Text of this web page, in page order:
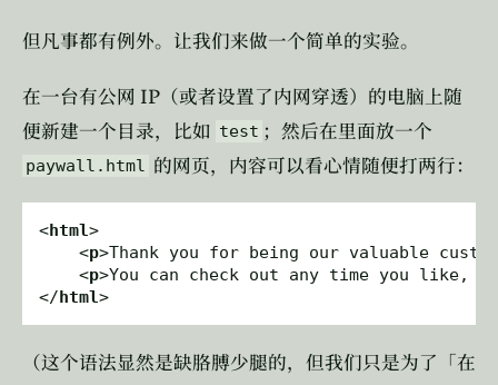
但凡事都有例外。让我们来做一个简单的实验。
在一台有公网 IP （或者设置了内网穿透）的电脑上随
便新建一个目录，比如 test ；然后在里面放一个
paywall.html 的网页，内容可以看心情随便打两行：
<html
>
    <
p>Thank you for being our valuable
    <
p>You can check out any time you like,
</html >
（这个语法显然是缺胳膊少腿的，但我们只是为了「在